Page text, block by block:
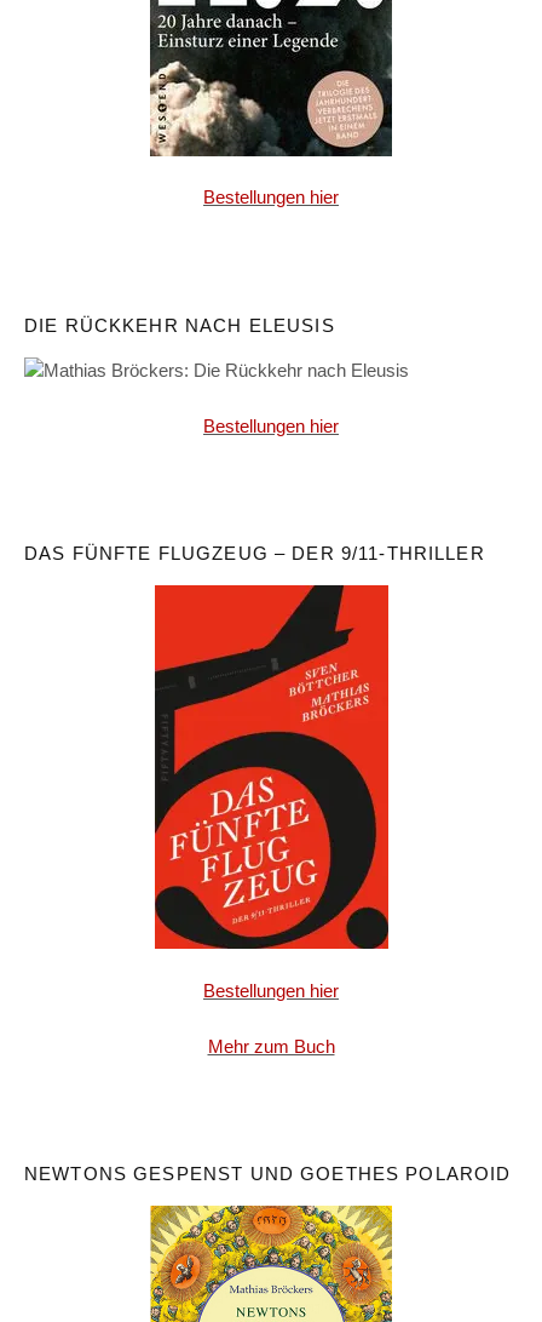
Bestellungen hier
DIE RÜCKKEHR NACH ELEUSIS
Bestellungen hier
DAS FÜNFTE FLUGZEUG – DER 9/11-THRILLER
Bestellungen hier
Mehr zum Buch
NEWTONS GESPENST UND GOETHES POLAROID